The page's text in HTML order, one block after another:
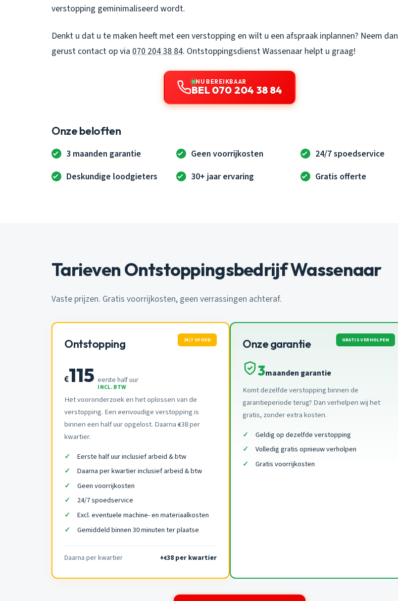
verstopping geminimaliseerd wordt.
Denkt u dat u te maken heeft met een verstopping en wilt u een afspraak inplannen? Neem dan
gerust contact op via 070 204 38 84. Ontstoppingsdienst Wassenaar helpt u graag!
NU BEREIKBAAR
BEL 070 204 38 84
Onze beloften
3 maanden garantie Geen voorrijkosten
24/7 spoedservice
Deskundige loodgieters
30+ jaar ervaring Gratis offerte
Tarieven Ontstoppingsbedrijf Wassenaar
Vaste prijzen. Gratis voorrijkosten, geen verrassingen achteraf.
Ontstopping 24/7 SPOED
€115 eerste half uur
INCL. BTW
Het vooronderzoek en het oplossen van de
verstopping. Een eenvoudige verstopping is
binnen een half uur opgelost. Daarna €38 per
kwartier.
Eerste half uur inclusief arbeid & btw
Daarna per kwartier inclusief arbeid & btw
Geen voorrijkosten
24/7 spoedservice
Excl. eventuele machine- en materiaalkosten
Gemiddeld binnen 30 minuten ter plaatse
Daarna per kwartier +€38 per kwartier
Onze garantie GRATIS VERHOLPEN
3maanden garantie
Komt dezelfde verstopping binnen de
garantieperiode terug? Dan verhelpen wij het
gratis, zonder extra kosten.
Geldig op dezelfde verstopping
Volledig gratis opnieuw verholpen
Gratis voorrijkosten